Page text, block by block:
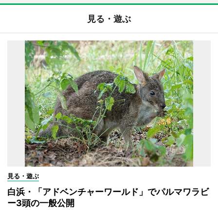
見る・遊ぶ
見る・遊ぶ
白浜・「アドベンチャーワールド」でパルマワラビ
ー3頭の一般公開